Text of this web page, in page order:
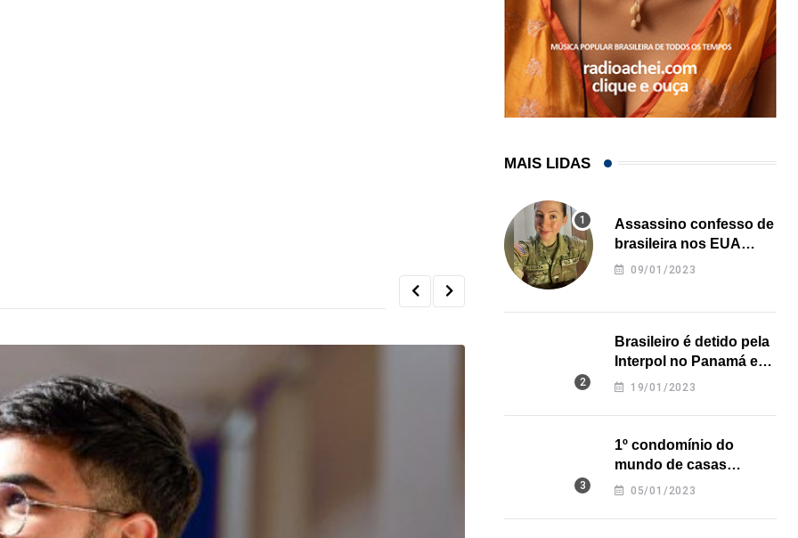
MAIS LIDAS
Assassino confesso de
brasileira nos EUA
revela onde deixou o
09/01/2023
Brasileiro é detido pela
Interpol no Panamá e
pode pegar prisão
19/01/2023
1º condomínio do
mundo de casas
impressas em 3D é
05/01/2023